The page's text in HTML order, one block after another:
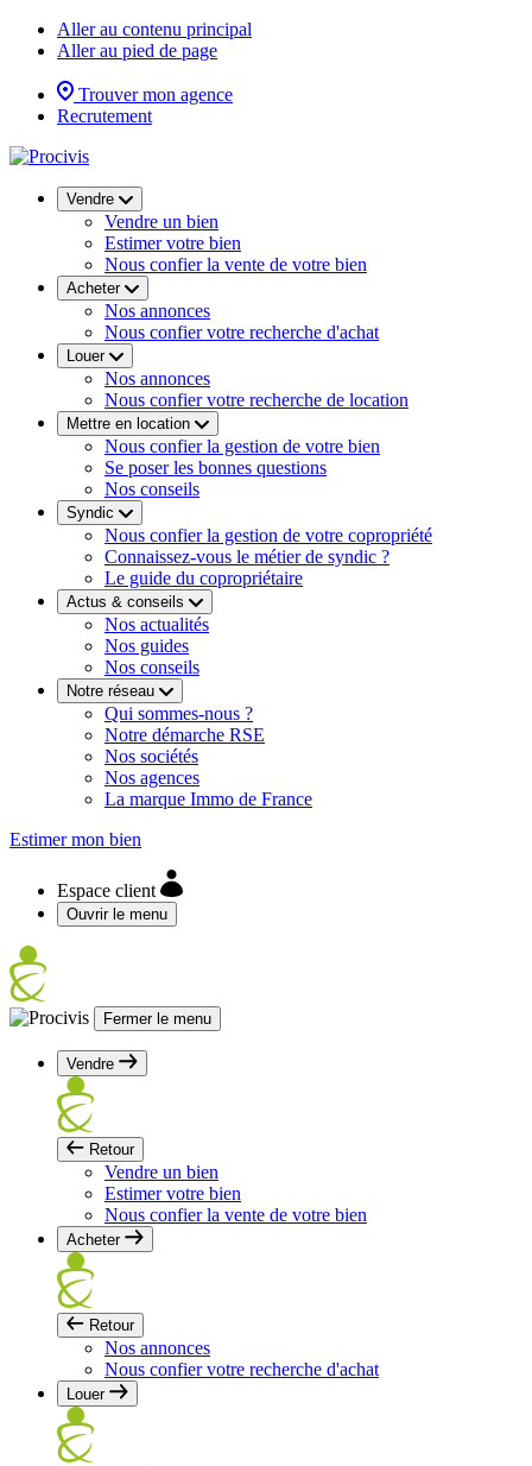
Aller au contenu principal
Aller au pied de page
Trouver mon agence
Recrutement
Vendre
Vendre un bien
Estimer votre bien
Nous confier la vente de votre bien
Acheter
Nos annonces
Nous confier votre recherche d'achat
Louer
Nos annonces
Nous confier votre recherche de location
Mettre en location
Nous confier la gestion de votre bien
Se poser les bonnes questions
Nos conseils
Syndic
Nous confier la gestion de votre copropriété
Connaissez-vous le métier de syndic ?
Le guide du copropriétaire
Actus & conseils
Nos actualités
Nos guides
Nos conseils
Notre réseau
Qui sommes-nous ?
Notre démarche RSE
Nos sociétés
Nos agences
La marque Immo de France
Estimer mon bien
Espace client
Ouvrir le menu
Fermer le menu
Vendre
Retour
Vendre un bien
Estimer votre bien
Nous confier la vente de votre bien
Acheter
Retour
Nos annonces
Nous confier votre recherche d'achat
Louer